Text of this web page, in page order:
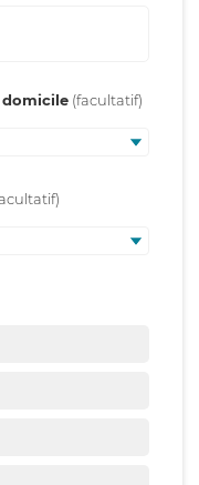
domicile